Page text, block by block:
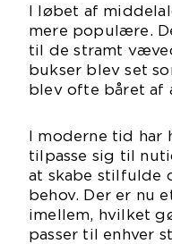
I løbet af
mere populære.
til de stramt
bukser blev set
blev ofte båret af
I moderne tid har
tilpasse sig til
at skabe stilfulde
behov. Der er nu
imellem, hvilket
passer til enhver